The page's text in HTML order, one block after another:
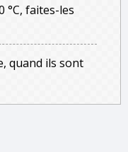
°C, faites-les
quand ils sont